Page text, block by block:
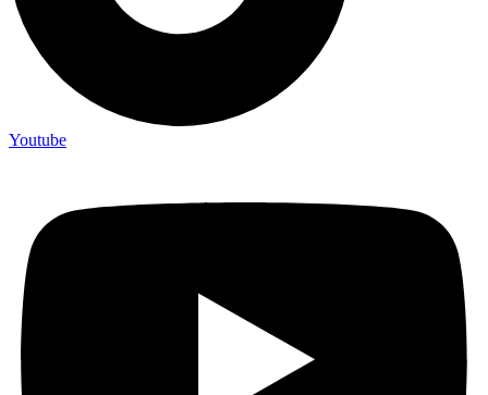
Youtube